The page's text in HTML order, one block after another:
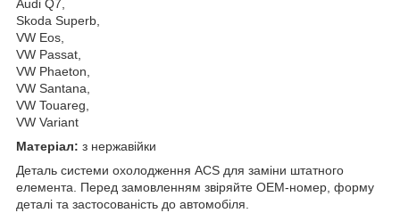
Audi Q7,
Skoda Superb,
VW Eos,
VW Passat,
VW Phaeton,
VW Santana,
VW Touareg,
VW Variant
Матеріал: з нержавійки
Деталь системи охолодження ACS для заміни штатного
елемента. Перед замовленням звіряйте OEM-номер, форму
деталі та застосованість до автомобіля.